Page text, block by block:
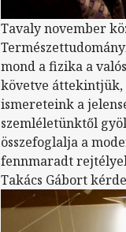
Tavaly november
mond a fizika a
követve áttekintjük,
ismereteink a
szemléletünktől
összefoglalja a
fennmaradt
Takács Gábort